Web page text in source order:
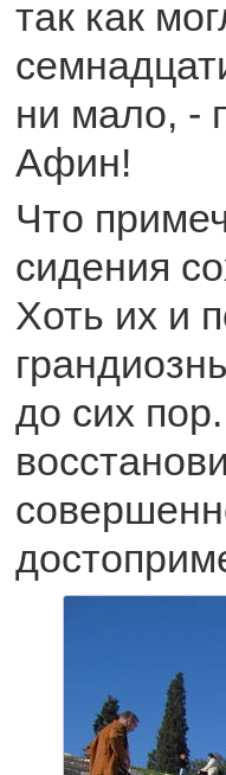
так как
ни мало, -
Афин!
Что
сидения
Хоть их и
до сих